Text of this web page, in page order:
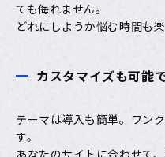
ても侮れません。
どれにしようか悩む時間も
カスタマイズも可能
テーマは導入も簡単。ワン
す。
あなたのサイトに合わせて